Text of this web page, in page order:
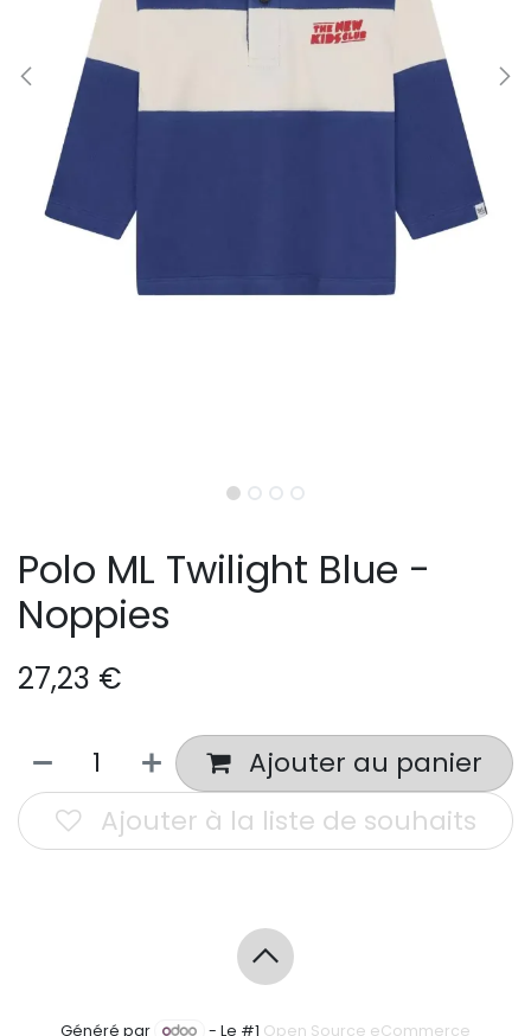
Polo ML Twilight Blue -
Noppies
27,23 €
Ajouter au panier
Ajouter à la liste de souhaits
Généré par - Le #1 Open Source eCommerce